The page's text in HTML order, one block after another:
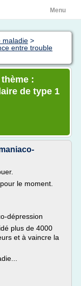
Menu
maladie >
entre trouble
:
de type 1
le moment.
dépression
plus de 4000
et à vaincre la